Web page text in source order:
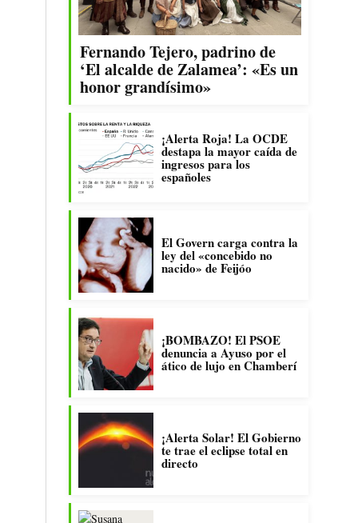
Fernando Tejero, padrino de
‘El alcalde de Zalamea’: «Es un
honor grandísimo»
¡Alerta Roja! La OCDE
destapa la mayor caída de
ingresos para los
españoles
El Govern carga contra la
ley del «concebido no
nacido» de Feijóo
¡BOMBAZO! El PSOE
denuncia a Ayuso por el
ático de lujo en Chamberí
¡Alerta Solar! El Gobierno
te trae el eclipse total en
directo